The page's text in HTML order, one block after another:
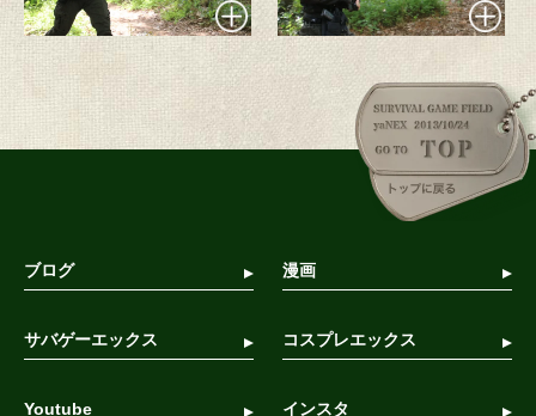
ブログ 漫画
サバゲーエックス コスプレエックス
Youtube インスタ